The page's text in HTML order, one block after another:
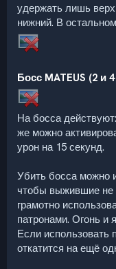
удержать лишь
нижний. В
Босс MATEUS (2 и
На босса
же можно
урон на 15 секунд.
Убить босса можно
чтобы выжившие не
грамотно
патронами. Огонь и
Если использовать
откатится на ещё